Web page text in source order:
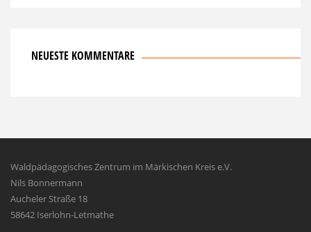
NEUESTE KOMMENTARE
Waldpädagogisches Zentrum im Märkischen Kreis e.V.
Nils Bonnermann
Aucheler Straße 18
58642 Iserlohn-Letmathe